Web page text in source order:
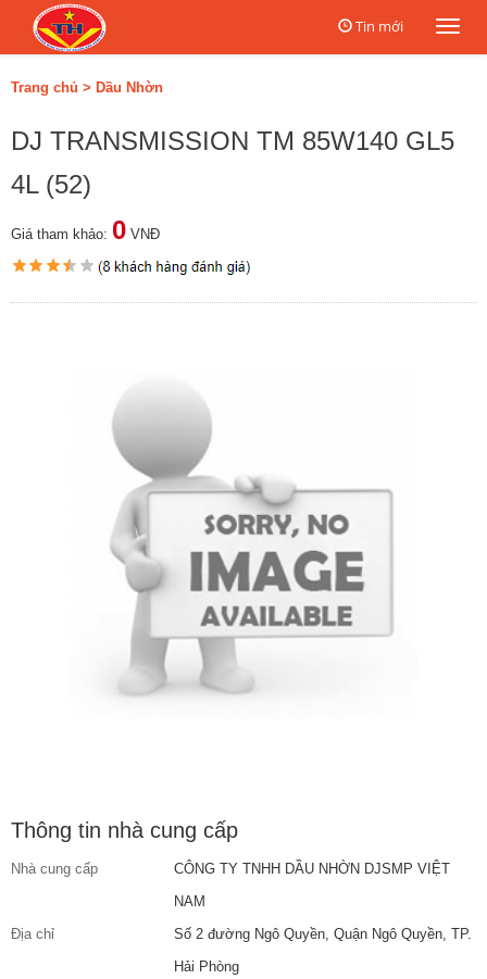
Tin mới
Trang chủ > Dầu Nhờn
DJ TRANSMISSION TM 85W140 GL5
4L (52)
Giá tham khảo: 0 VNĐ
Thông tin nhà cung cấp
Nhà cung cấp
CÔNG TY TNHH DẦU NHỜN DJSMP VIỆT
NAM
Địa chỉ
Số 2 đường Ngô Quyền, Quận Ngô Quyền, TP.
Hải Phòng